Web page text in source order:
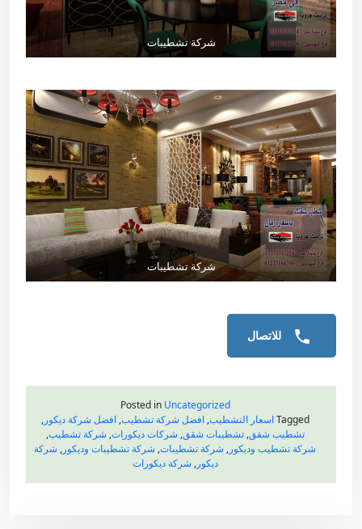
شركة تشطيبات
شركة تشطيبات
للاتصال
Posted in Uncategorized
Tagged اسعار التشطيب,افضل شركة تشطيب,افضل شركة ديكور,
تشطيب شقق,تشطيبات شقق, شركات ديكورات, شركة تشطيب,
شركة تشطيب وديكور, شركة تشطيبات, شركة تشطيبات وديكور, شركة
ديكور, شركة ديكورات